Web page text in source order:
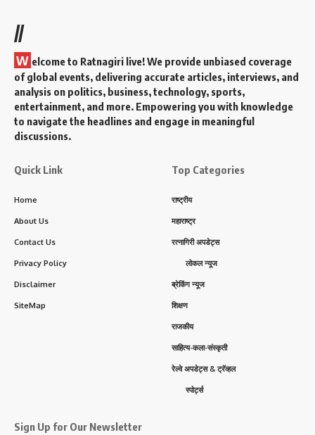
//
W elcome to Ratnagiri live! We provide unbiased coverage
of global events, delivering accurate articles, interviews, and
analysis on politics, business, technology, sports,
entertainment, and more. Empowering you with knowledge
to navigate the headlines and engage in meaningful
discussions.
Quick Link
Home
About Us
Contact Us
Privacy Policy
Disclaimer
SiteMap
Top Categories
राष्ट्रीय
महाराष्ट्र
रत्नागिरी अपडेट्स
लोकल न्यूज
ब्रेकिंग न्यूज
शिक्षण
राजकीय
साहित्य-कला-संस्कृती
रेल्वे अपडेट्स & ट्रॅव्हल
स्पोर्ट्स
Sign Up for Our Newsletter